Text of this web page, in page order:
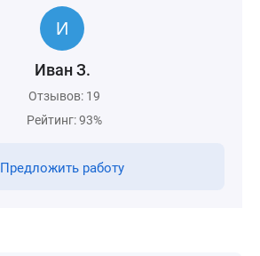
Иван З.
Отзывов: 19
Рейтинг: 93%
Предложить работу